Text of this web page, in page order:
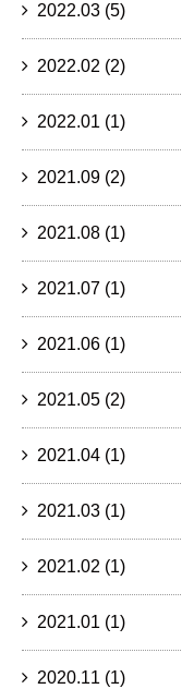
2022.03 (5)
2022.02 (2)
2022.01 (1)
2021.09 (2)
2021.08 (1)
2021.07 (1)
2021.06 (1)
2021.05 (2)
2021.04 (1)
2021.03 (1)
2021.02 (1)
2021.01 (1)
2020.11 (1)